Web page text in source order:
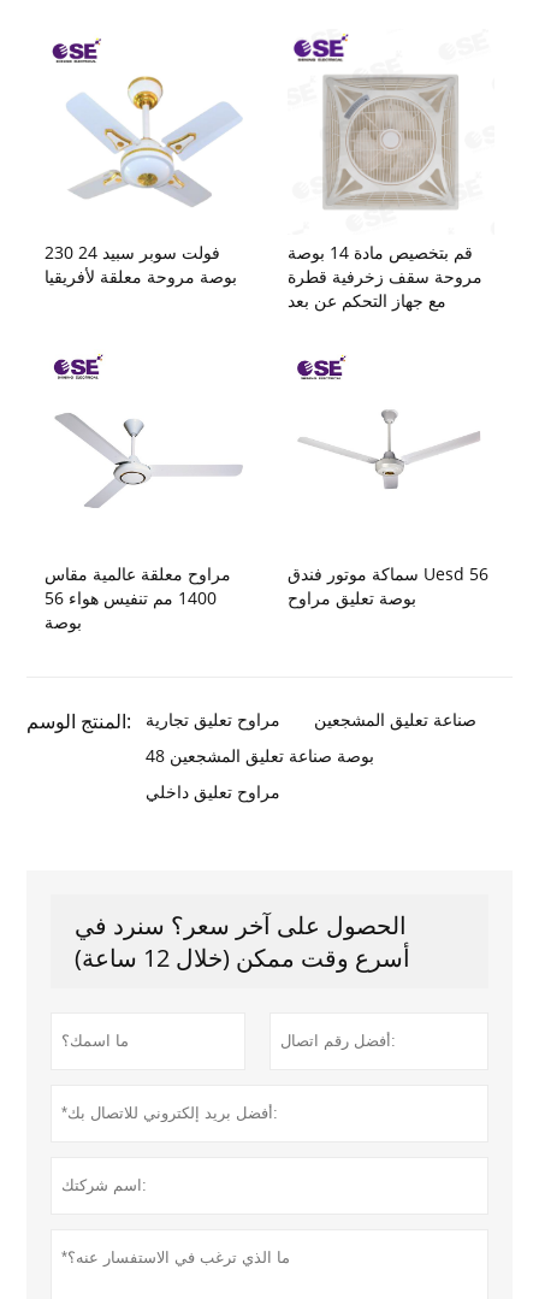
230 فولت سوبر سبيد 24
بوصة مروحة معلقة لأفريقيا
قم بتخصيص مادة 14 بوصة
مروحة سقف زخرفية قطرة
مع جهاز التحكم عن بعد
مراوح معلقة عالمية مقاس
1400 مم تنفيس هواء 56
بوصة
سماكة موتور فندق Uesd 56
بوصة تعليق مراوح
المنتج الوسم: مراوح تعليق تجارية
صناعة تعليق المشجعين
48 بوصة صناعة تعليق المشجعين
مراوح تعليق داخلي
الحصول على آخر سعر؟ سنرد في
أسرع وقت ممكن (خلال 12 ساعة)